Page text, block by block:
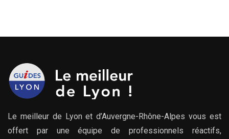
à
Le meilleur de Lyon et d’Auvergne-Rhône-Alpes vous est
offert par une équipe de professionnels réactifs,